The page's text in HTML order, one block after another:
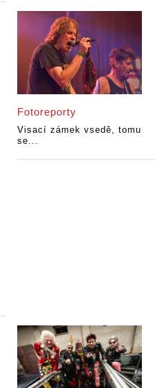
Fotoreporty
Visací zámek vsedě, tomu
se...